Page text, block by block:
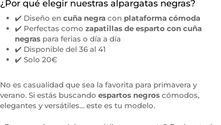
¿Por qué elegir nuestras alpargatas negras?
✔️ Diseño en cuña negra con plataforma cómoda
✔️ Perfectas como zapatillas de esparto con cuña
negras para ferias o día a día
✔️ Disponible del 36 al 41
✔️ Solo 20€
No es casualidad que sea la favorita para primavera y
verano. Si estás buscando espartos negros cómodos,
elegantes y versátiles… este es tu modelo.